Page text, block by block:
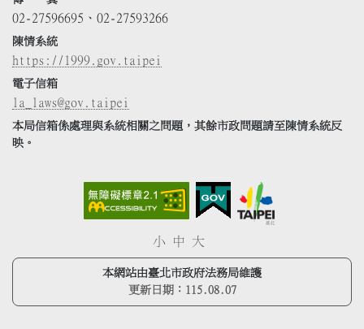
02-27596695、02-27593266
陳情系統
https://1999.gov.taipei
電子信箱
la_laws@gov.taipei
本局信箱係處理與系統相關之問題，其餘市政問題請至陳情系統反
映。
小 中 大
本網站由臺北市政府法務局維護
更新日期： 115.08.07